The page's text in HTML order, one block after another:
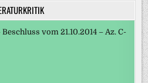
vom 21.10.2014 – Az. C-